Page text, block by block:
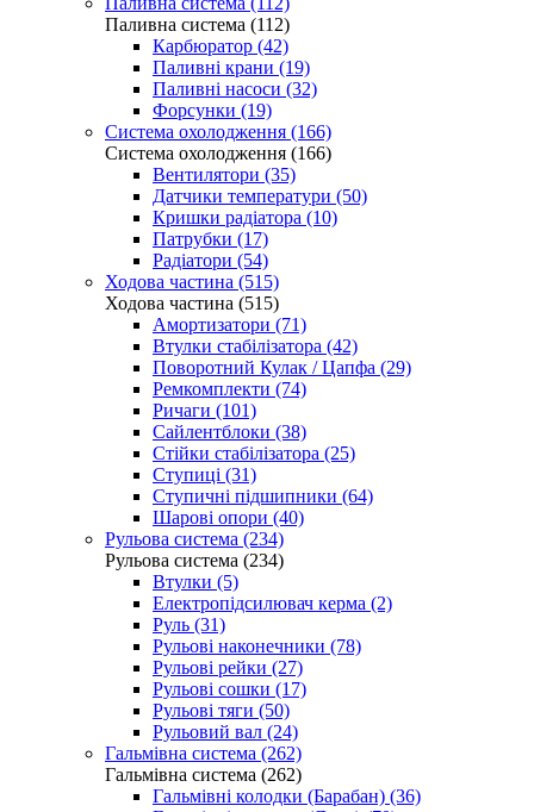
Паливна система (112)
Карбюратор (42)
Паливні крани (19)
Паливні насоси (32)
Форсунки (19)
Система охолодження (166)
Система охолодження (166)
Вентилятори (35)
Датчики температури (50)
Кришки радіатора (10)
Патрубки (17)
Радіатори (54)
Ходова частина (515)
Ходова частина (515)
Амортизатори (71)
Втулки стабілізатора (42)
Поворотний Кулак / Цапфа (29)
Ремкомплекти (74)
Ричаги (101)
Сайлентблоки (38)
Стійки стабілізатора (25)
Ступиці (31)
Ступичні підшипники (64)
Шарові опори (40)
Рульова система (234)
Рульова система (234)
Втулки (5)
Електропідсилювач керма (2)
Руль (31)
Рульові наконечники (78)
Рульові рейки (27)
Рульові сошки (17)
Рульові тяги (50)
Рульовий вал (24)
Гальмівна система (262)
Гальмівна система (262)
Гальмівні колодки (Барабан) (36)